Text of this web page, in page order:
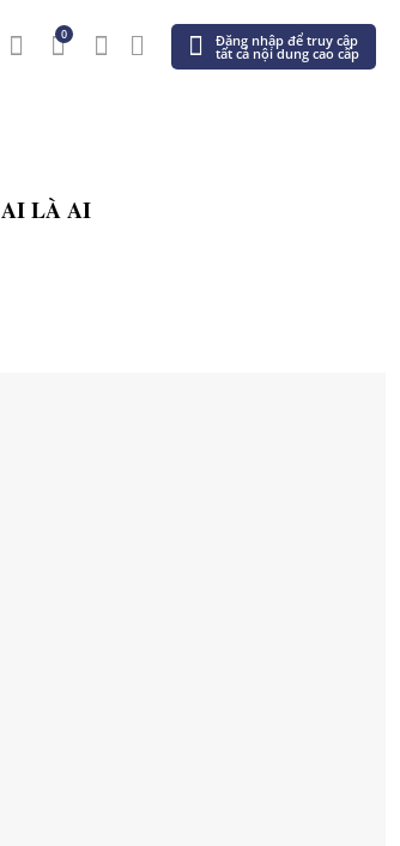
0 Đăng nhập để truy cập
tất cả nội dung cao cấp
AI LÀ AI